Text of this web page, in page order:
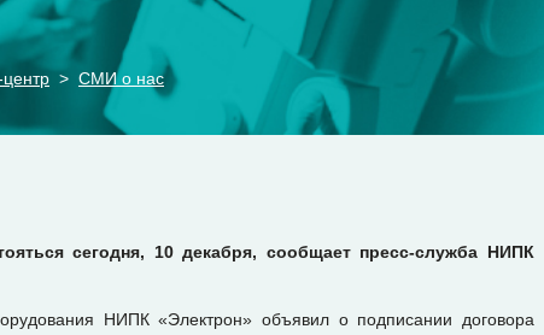
СМИ о нас
сегодня, 10 декабря, сообщает пресс-служба НИПК
НИПК «Электрон» объявил о подписании договора